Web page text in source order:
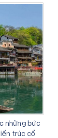
những bức
trúc cổ